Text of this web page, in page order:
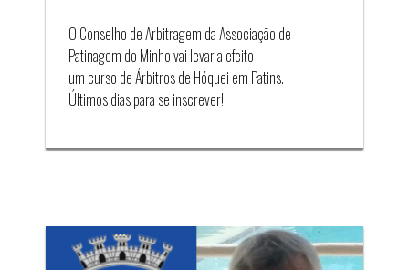
O Conselho de Arbitragem da Associação de
Patinagem do Minho vai levar a efeito
um curso de Árbitros de Hóquei em Patins.
Últimos dias para se inscrever!!